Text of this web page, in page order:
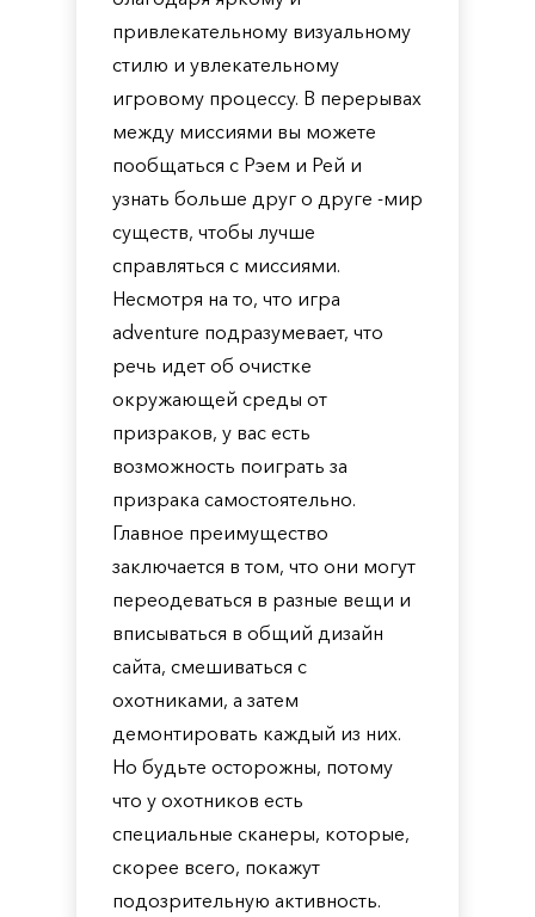
привлекательному визуальному
стилю и увлекательному
игровому процессу. В перерывах
между миссиями вы можете
пообщаться с Рэем и Рей и
узнать больше друг о друге -мир
существ, чтобы лучше
справляться с миссиями.
Несмотря на то, что игра
adventure подразумевает, что
речь идет об очистке
окружающей среды от
призраков, у вас есть
возможность поиграть за
призрака самостоятельно.
Главное преимущество
заключается в том, что они могут
переодеваться в разные вещи и
вписываться в общий дизайн
сайта, смешиваться с
охотниками, а затем
демонтировать каждый из них.
Но будьте осторожны, потому
что у охотников есть
специальные сканеры, которые,
скорее всего, покажут
подозрительную активность.